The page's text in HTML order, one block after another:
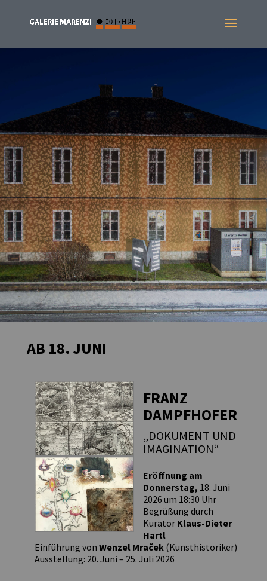
AB 18. JUNI
FRANZ
DAMPFHOFER
„DOKUMENT UND
IMAGINATION“
Eröffnung am
Donnerstag, 18. Juni
2026 um 18:30 Uhr
Begrüßung durch
Kurator Klaus-Dieter
Hartl
Einführung von Wenzel Mraček(Kunsthistoriker)
Ausstellung: 20. Juni – 25. Juli 2026